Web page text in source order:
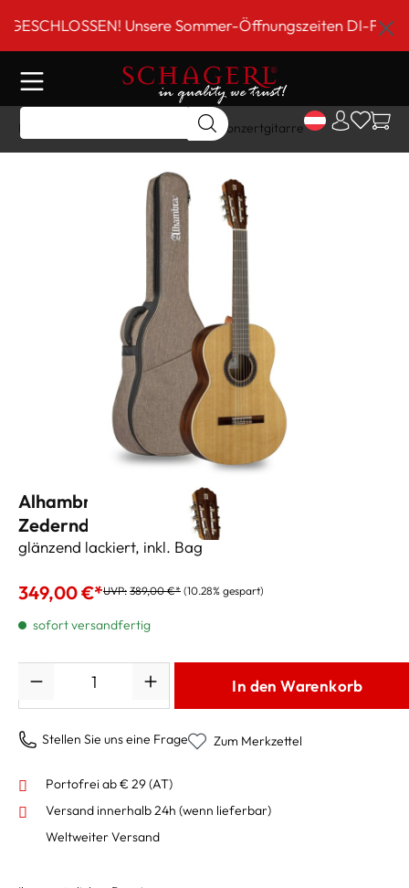
springenUnsere Sommer-Öffnungszeiten DI-FR 9
Home Gitarre/Strings Konzertgitarre
Alhambra Konzertgitarre 3/4 1C HT
Zederndecke massiv
glänzend lackiert, inkl. Bag
349,00 €*UVP: 389,00 €* (10.28% gespart)
sofort versandfertig
In den Warenkorb
Stellen Sie uns eine Frage Zum Merkzettel
Portofrei ab € 29 (AT)
Versand innerhalb 24h (wenn lieferbar)
Weltweiter Versand